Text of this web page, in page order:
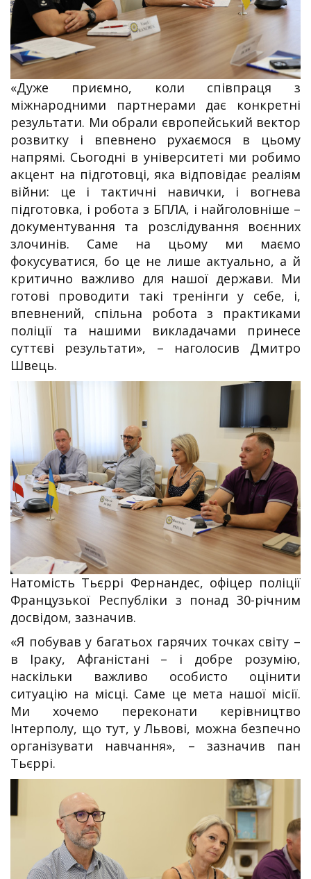
«Дуже приємно, коли співпраця з
міжнародними партнерами дає конкретні
результати. Ми обрали європейський вектор
розвитку і впевнено рухаємося в цьому
напрямі. Сьогодні в університеті ми робимо
акцент на підготовці, яка відповідає реаліям
війни: це і тактичні навички, і вогнева
підготовка, і робота з БПЛА, і найголовніше –
документування та розслідування воєнних
злочинів. Саме на цьому ми маємо
фокусуватися, бо це не лише актуально, а й
критично важливо для нашої держави. Ми
готові проводити такі тренінги у себе, і,
впевнений, спільна робота з практиками
поліції та нашими викладачами принесе
суттєві результати», – наголосив Дмитро
Швець.
Натомість Тьєррі Фернандес, офіцер поліції
Французької Республіки з понад 30-річним
досвідом, зазначив.
«Я побував у багатьох гарячих точках світу –
в Іраку, Афганістані – і добре розумію,
наскільки важливо особисто оцінити
ситуацію на місці. Саме це мета нашої місії.
Ми хочемо переконати керівництво
Інтерполу, що тут, у Львові, можна безпечно
організувати навчання», – зазначив пан
Тьєррі.